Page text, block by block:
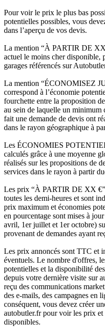
Pour voir le prix le plus bas
potentielles possibles, vous
dans l’aperçu de vos devis.
La mention “À PARTIR DE
actuel le moins cher disponible,
garages référencés sur
La mention “ÉCONOMISEZ
correspond à l’économie
fourchette entre la proposition
au sein de laquelle un minimum
fait une demande de devis ont
dans le rayon géographique à
Les ÉCONOMIES
calculés grâce à une moyenne
réalisés sur les propositions de
services dans le rayon à partir
Les prix “À PARTIR DE XX
toutes les demi-heures et sont
prix maximum et économies
en pourcentage sont mises à
avril, 1er juillet et 1er octobre)
provenant de demandes ayant
Les prix annoncés sont TTC et
éventuels. Le nombre d'offres,
potentielles et la disponibilité
depuis votre dernière visite sur
reçu des communications
des e-mails, des campagnes en
conséquent, vous devez créer
autobutler.fr pour voir les prix et
disponibles.